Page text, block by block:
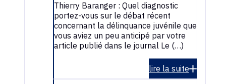
Thierry Baranger : Quel diagnostic
portez-vous sur le débat récent
concernant la délinquance juvénile que
vous aviez un peu anticipé par votre
article publié dans le journal Le (…)
lire la suite